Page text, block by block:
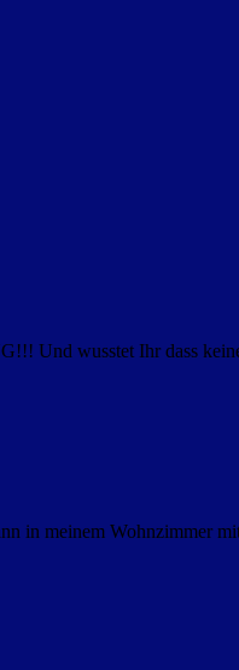
Und wusstet Ihr dass
in meinem Wohnzimmer